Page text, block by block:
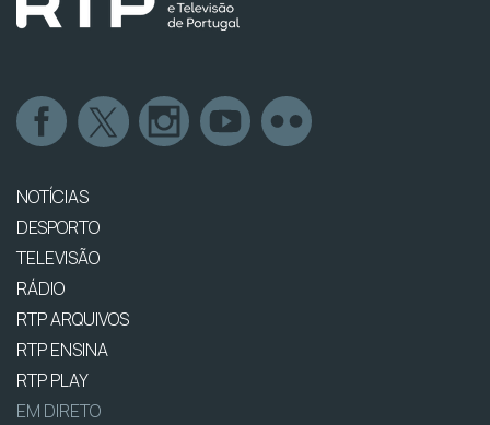
NOTÍCIAS
DESPORTO
TELEVISÃO
RÁDIO
RTP ARQUIVOS
RTP ENSINA
RTP PLAY
EM DIRETO